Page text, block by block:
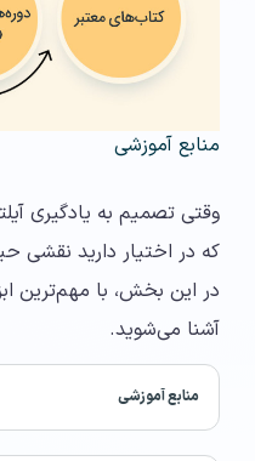
منابع آموزشی
وقتی تصمیم به یادگیری
که در اختیار دارید نقشی
در این بخش، با مهم‌ترین
آشنا می‌شوید.
منابع آموزشی